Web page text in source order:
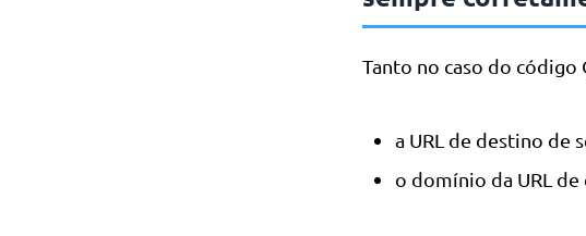
Tanto no caso do
a URL de destino de
o domínio da URL